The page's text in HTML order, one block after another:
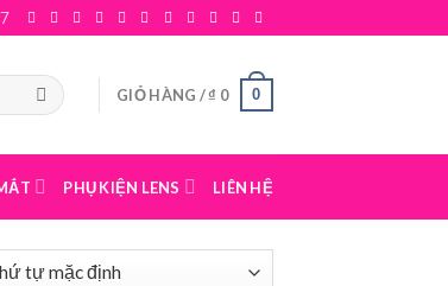
GIỎ HÀNG /₫ 0 0
PHỤ KIỆN LENS LIÊN HỆ